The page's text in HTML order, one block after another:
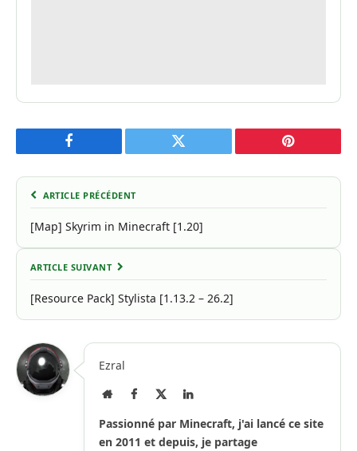
Facebook Twitter Pinterest
ARTICLE PRÉCÉDENT
[Map] Skyrim in Minecraft [1.20]
ARTICLE SUIVANT
[Resource Pack] Stylista [1.13.2 – 26.2]
Ezral
Site
Facebook
X
LinkedIn
Passionné par Minecraft, j'ai lancé ce site
en 2011 et depuis, je partage